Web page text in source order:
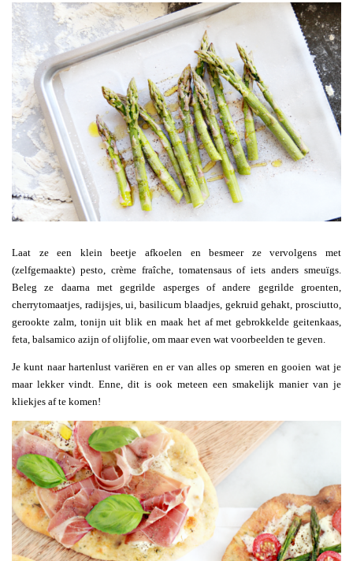
Laat ze een klein beetje afkoelen en besmeer ze vervolgens met
(zelfgemaakte) pesto, crème fraîche, tomatensaus of iets anders smeuïgs.
Beleg ze daarna met gegrilde asperges of andere gegrilde groenten,
cherrytomaatjes, radijsjes, ui, basilicum blaadjes, gekruid gehakt, prosciutto,
gerookte zalm, tonijn uit blik en maak het af met gebrokkelde geitenkaas,
feta, balsamico azijn of olijfolie, om maar even wat voorbeelden te geven.
Je kunt naar hartenlust variëren en er van alles op smeren en gooien wat je
maar lekker vindt. Enne, dit is ook meteen een smakelijk manier van je
kliekjes af te komen!